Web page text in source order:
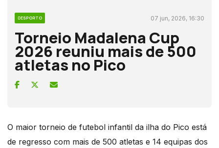
DESPORTO 07 jun, 2026, 16:30
Torneio Madalena Cup
2026 reuniu mais de 500
atletas no Pico
O maior torneio de futebol infantil da ilha do Pico está
de regresso com mais de 500 atletas e 14 equipas dos